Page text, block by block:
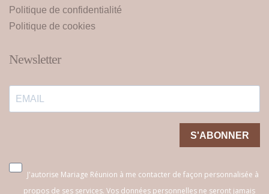
Politique de confidentialité
Politique de cookies
Newsletter
S'ABONNER
J'autorise Mariage Réunion à me contacter de façon personnalisée à
propos de ses services. Vos données personnelles ne seront jamais